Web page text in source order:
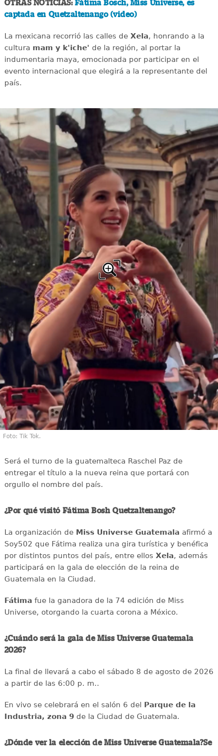
OTRAS NOTICIAS: Fátima Bosch, Miss Universe, es
captada en Quetzaltenango (video)
La mexicana recorrió las calles deXela, honrando a la
cultura mam y k'iche' de la región, al portar la
indumentaria maya, emocionada por participar en el
evento internacional que elegirá a la representante del
país.
Foto: Tik Tok.
Será el turno de la guatemalteca Raschel Paz de
entregar el título a la nueva reina que portará con
orgullo el nombre del país.
¿Por qué visitó Fátima Bosh Quetzaltenango?
La organización de Miss Universe Guatemala afirmó a
Soy502 que Fátima realiza una gira turística y benéfica
por distintos puntos del país, entre ellos Xela, además
participará en la gala de elección de la reina de
Guatemala en la Ciudad.
Fátima fue la ganadora de la 74 edición de Miss
Universe, otorgando la cuarta corona a México.
¿Cuándo será la gala de Miss Universe Guatemala
2026?
La final de llevará a cabo el sábado 8 de agosto de 2026
a partir de las 6:00 p. m..
En vivo se celebrará en el salón 6 del Parque de la
Industria, zona 9de la Ciudad de Guatemala.
¿Dónde ver la elección de Miss Universe Guatemala?Se